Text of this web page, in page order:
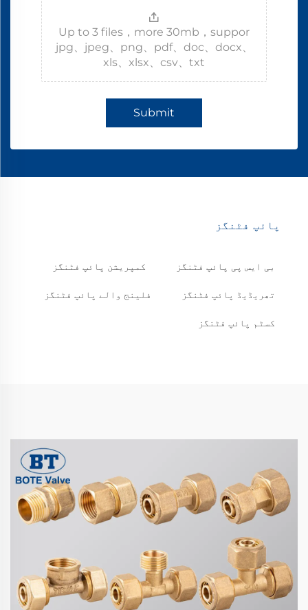
Up to 3 files，more 30mb，suppor
jpg、jpeg、png、pdf、doc、docx、
xls、xlsx、csv、txt
Submit
پائپ فٹنگز
بی ایس پی پائپ فٹنگز کمپریشن پائپ فٹنگز
تھریڈیڈ پائپ فٹنگز فلینج والے پائپ فٹنگز
کسٹم پائپ فٹنگز